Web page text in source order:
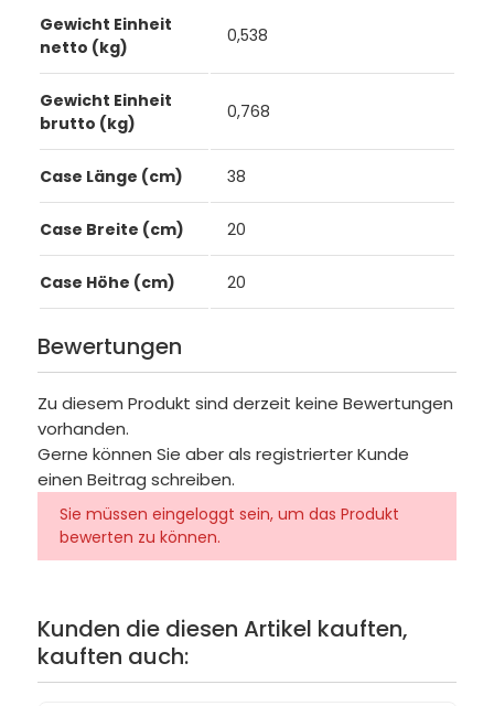
Gewicht Einheit
netto (kg)
0,538
Gewicht Einheit
brutto (kg)
0,768
Case Länge (cm) 38
Case Breite (cm) 20
Case Höhe (cm) 20
Bewertungen
Zu diesem Produkt sind derzeit keine Bewertungen
vorhanden.
Gerne können Sie aber als registrierter Kunde
einen Beitrag schreiben.
Sie müssen eingeloggt sein, um das Produkt
bewerten zu können.
Kunden die diesen Artikel kauften,
kauften auch: